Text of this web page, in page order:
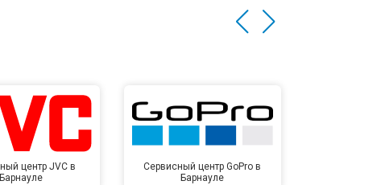
центр JVC в
Барнауле
Сервисный центр GoPro в
Барнауле